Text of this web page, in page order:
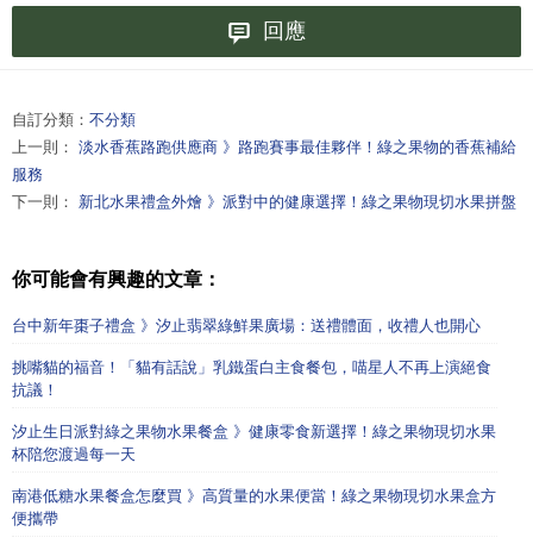
回應
自訂分類： 不分類
上一則： 淡水香蕉路跑供應商 》路跑賽事最佳夥伴！綠之果物的香蕉補給
服務
下一則： 新北水果禮盒外燴 》派對中的健康選擇！綠之果物現切水果拼盤
你可能會有興趣的文章：
台中新年棗子禮盒 》汐止翡翠綠鮮果廣場：送禮體面，收禮人也開心
挑嘴貓的福音！「貓有話說」乳鐵蛋白主食餐包，喵星人不再上演絕食
抗議！
汐止生日派對綠之果物水果餐盒 》健康零食新選擇！綠之果物現切水果
杯陪您渡過每一天
南港低糖水果餐盒怎麼買 》高質量的水果便當！綠之果物現切水果盒方
便攜帶